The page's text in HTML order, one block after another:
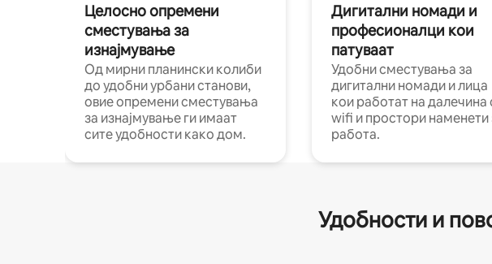
Целосно опремени
сместувања за
изнајмување
Од мирни планински колиби
до удобни урбани станови,
овие опремени сместувања
за изнајмување ги имаат
сите удобности како дом.
Дигитални номади и
професионалци кои
патуваат
Удобни сместувања за
дигитални номади и лица
кои работат на далечина
wifi и простори наменети
работа.
Удобности и